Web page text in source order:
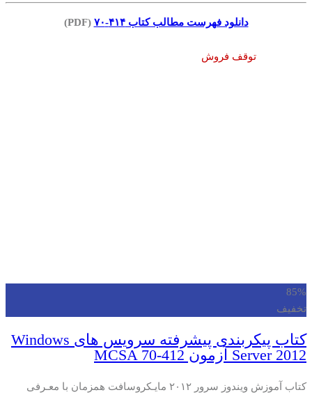
دانلود فهرست مطالب کتاب ۴۱۴-۷۰ (PDF)
توقف فروش
85%
تخفیف
کتاب پیکربندی پیشرفته سرویس های Windows
Server 2012 آزمون MCSA 70-412
کتاب آموزش ویندوز سرور ۲۰۱۲ مایـکروسافت همزمان با معـرفی